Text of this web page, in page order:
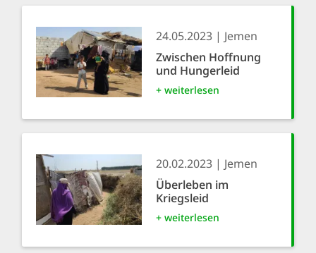
24.05.2023
Jemen
Zwischen Hoffnung
und Hungerleid
+ weiterlesen
20.02.2023
Jemen
Überleben im
Kriegsleid
+ weiterlesen